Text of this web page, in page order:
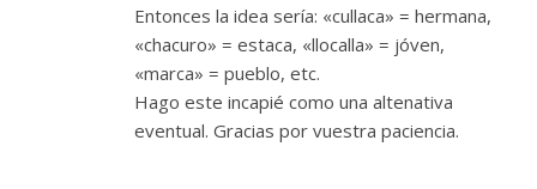
Entonces la idea sería: «cullaca» = hermana,
«chacuro» = estaca, «llocalla» = jóven,
«marca» = pueblo, etc.
Hago este incapié como una altenativa
eventual. Gracias por vuestra paciencia.